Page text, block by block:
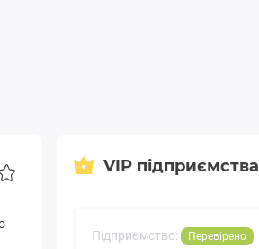
VIP підприємства
Підприємство: Перевірено